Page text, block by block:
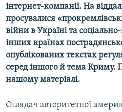
інтернет-компанії. На
просувалися
війни в Україні та
інших країнах
опублікованих текстах
серед іншого й тема Криму.
нашому матеріалі.
Оглядач авторитетної